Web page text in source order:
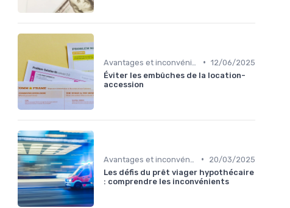
• 12/06/2025
Éviter les embûches de la location-
accession
•
20/03/2025
Les défis du prêt viager hypothécaire
: comprendre les inconvénients